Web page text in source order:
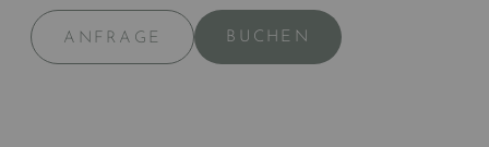
ANFRAGE BUCHEN